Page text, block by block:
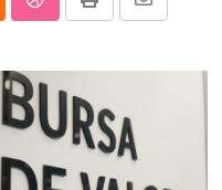
StumbleUpon
Print
Share
Email